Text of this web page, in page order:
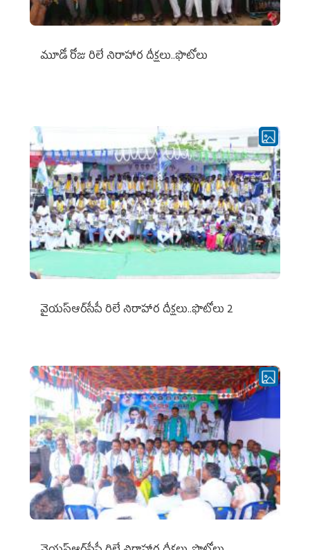
మూడో రోజు రిలే నిరాహార దీక్షలు..ఫొటోలు
వైయ‌స్ఆర్‌సీపీ రిలే నిరాహార దీక్షలు..ఫొటోలు 2